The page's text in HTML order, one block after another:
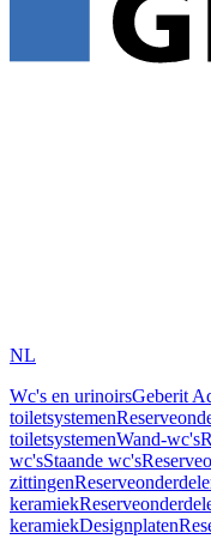
NL
Wc's en urinoirsGeberit
toiletsystemen
toiletsystemenWand-wc's
wc'sStaande wc's
zittingen
keramiek
keramiekDesignplaten